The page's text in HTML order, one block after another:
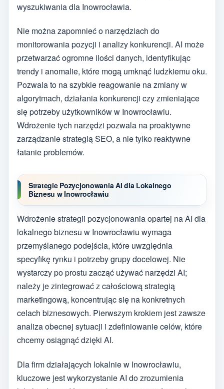
wyszukiwania dla Inowrocławia.
Nie można zapomnieć o narzędziach do
monitorowania pozycji i analizy konkurencji. AI może
przetwarzać ogromne ilości danych, identyfikując
trendy i anomalie, które mogą umknąć ludzkiemu oku.
Pozwala to na szybkie reagowanie na zmiany w
algorytmach, działania konkurencji czy zmieniające
się potrzeby użytkowników w Inowrocławiu.
Wdrożenie tych narzędzi pozwala na proaktywne
zarządzanie strategią SEO, a nie tylko reaktywne
łatanie problemów.
Strategie Pozycjonowania AI dla Lokalnego
Biznesu w Inowrocławiu
Wdrożenie strategii pozycjonowania opartej na AI dla
lokalnego biznesu w Inowrocławiu wymaga
przemyślanego podejścia, które uwzględnia
specyfikę rynku i potrzeby grupy docelowej. Nie
wystarczy po prostu zacząć używać narzędzi AI;
należy je zintegrować z całościową strategią
marketingową, koncentrując się na konkretnych
celach biznesowych. Pierwszym krokiem jest zawsze
analiza obecnej sytuacji i zdefiniowanie celów, które
chcemy osiągnąć dzięki AI.
Dla firm działających lokalnie w Inowrocławiu,
kluczowe jest wykorzystanie AI do zrozumienia